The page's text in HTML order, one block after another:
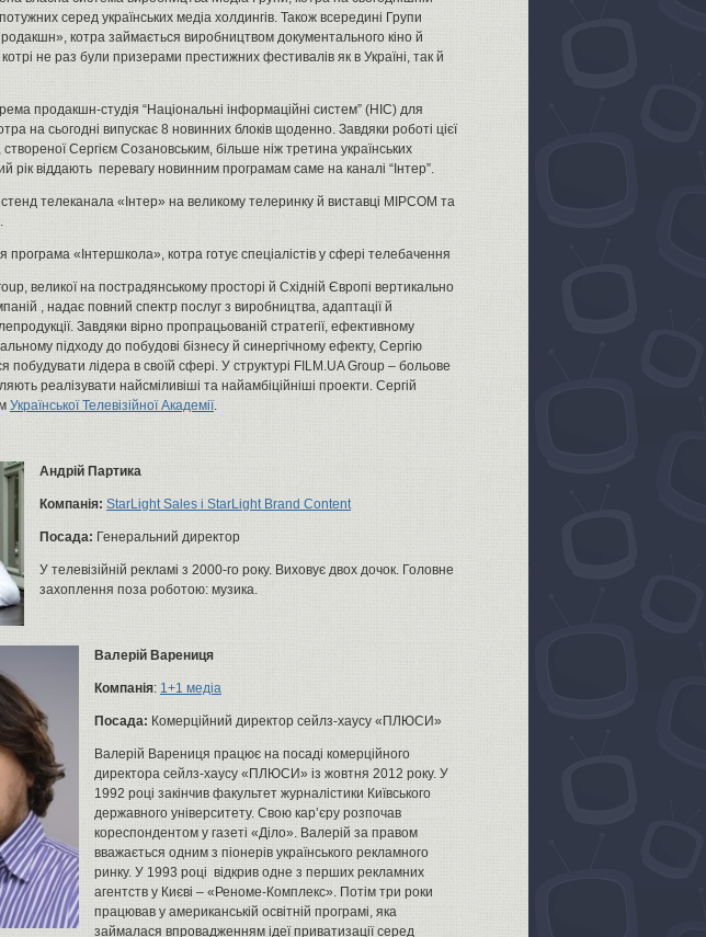
серед українських медіа холдингів. Також всередині Групи
котра займається виробництвом документального кіно й
не раз були призерами престижних фестивалів як в Україні, так й
продакшн-студія “Національні інформаційні систем” (НІС) для
на сьогодні випускає 8 новинних блоків щоденно. Завдяки роботі цієї
створеної Сергієм Созановським, більше ніж третина українських
рік віддають перевагу новинним програмам саме на каналі “Інтер”.
телеканала «Інтер» на великому телеринку й виставці MIPCOM та
програма «Інтершкола», котра готує спеціалістів у сфері телебачення
великої на пострадянському просторі й Східній Європі вертикально
, надає повний спектр послуг з виробництва, адаптації й
Завдяки вірно пропрацьованій стратегії, ефективному
підходу до побудові бізнесу й синергічному ефекту, Сергію
побудувати лідера в своїй сфері. У структурі FILM.UA Group – больове
реалізувати найсміливіші та найамбіційніші проекти. Сергій
Української Телевізійної Академії.
Андрій Партика
Компанія: StarLight Sales і StarLight Brand Content
Посада: Генеральний директор
У телевізійній рекламі з 2000-го року. Виховує двох дочок. Головне
захоплення поза роботою: музика.
Валерій Варениця
Компанія: 1+1 медіа
Посада: Комерційний директор сейлз-хаусу «ПЛЮСИ»
Валерій Варениця працює на посаді комерційного
директора сейлз-хаусу «ПЛЮСИ» із жовтня 2012 року. У
1992 році закінчив факультет журналістики Київського
державного університету. Свою кар’єру розпочав
кореспондентом у газеті «Діло». Валерій за правом
вважається одним з піонерів українського рекламного
ринку. У 1993 році відкрив одне з перших рекламних
агентств у Києві – «Реноме-Комплекс». Потім три роки
працював у американській освітній програмі, яка
займалася впровадженням ідеї приватизації серед